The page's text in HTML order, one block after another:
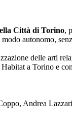
Città di Torino,
autonomo,
delle arti
a Torino e
Andrea